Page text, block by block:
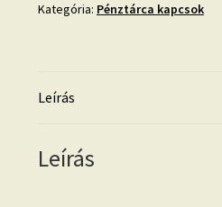
Kategória: Pénztárca kapcsok
Leírás
Leírás